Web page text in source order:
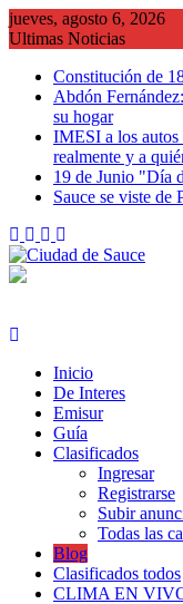
Saltar
al
jueves, agosto 6, 2026
Ultimas Noticias
Constitución de
Abdón
su hogar
IMESI a los autos
realmente y a
19 de Junio "Día
Sauce se viste de
Inicio
De Interes
Emisur
Guía
Clasificados
Ingresar
Registrarse
Subir
Todas las
Blog
Clasificados todos
CLIMA EN